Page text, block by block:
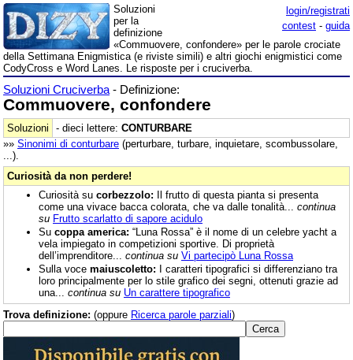
login/registrati
contest - guida
Soluzioni
per la
definizione
«Commuovere, confondere» per le parole crociate
della Settimana Enigmistica (e riviste simili) e altri giochi enigmistici come
CodyCross e Word Lanes. Le risposte per i cruciverba.
Soluzioni Cruciverba - Definizione:
Commuovere, confondere
Soluzioni - dieci lettere: CONTURBARE
»» Sinonimi di conturbare (perturbare, turbare, inquietare, scombussolare,
...).
Curiosità da non perdere!
Curiosità su corbezzolo: Il frutto di questa pianta si presenta
come una vivace bacca colorata, che va dalle tonalità... continua
su Frutto scarlatto di sapore acidulo
Su coppa america: “Luna Rossa” è il nome di un celebre yacht a
vela impiegato in competizioni sportive. Di proprietà
dell’imprenditore... continua su Vi partecipò Luna Rossa
Sulla voce maiuscoletto: I caratteri tipografici si differenziano tra
loro principalmente per lo stile grafico dei segni, ottenuti grazie ad
una... continua su Un carattere tipografico
Trova definizione: (oppure Ricerca parole parziali)